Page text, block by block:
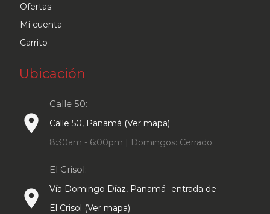
Ofertas
Mi cuenta
Carrito
Ubicación
place
Calle 50:
Calle 50, Panamá (Ver mapa)
8:30am - 6:00pm | Domingos: Cerrado
place
El Crisol:
Vía Domingo Díaz, Panamá- entrada de
El Crisol (Ver mapa)